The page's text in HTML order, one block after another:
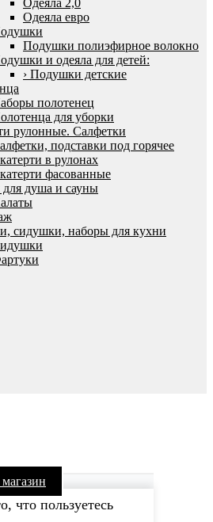
Одеяла евро
Подушки полиэфирное волокно
и одеяла для детей:
› Подушки детские
полотенец
для уборки
рулонные. Салфетки
подставки под горячее
в рулонах
фасованные
душа и сауны
сидушки, наборы для кухни
что пользуетесь